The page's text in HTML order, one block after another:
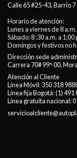
Calle 65 #25-43, Barrio
Horario de atención:
Lunes a viernes de 8
Sábado: 8 :30 a.m. a 1:00
Domingos y festivos no
Dirección sede
Carrera 70# 99ª-00,
Atención al Cliente
Línea Móvil:350 318
Línea fija Bogotá:(1) 491
Línea gratuita nacional: